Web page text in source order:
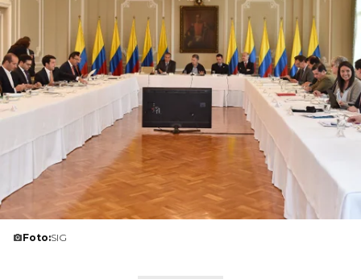
Foto:SIG